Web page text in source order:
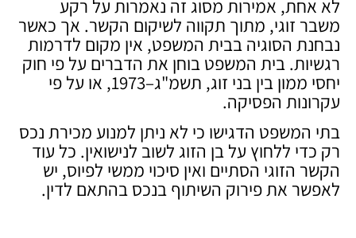
לא אחת, אמירות מסוג זה נאמרות על רקע
משבר זוגי, מתוך תקווה לשיקום הקשר. אך כאשר
נבחנת הסוגיה בבית המשפט, אין מקום לדרמות
רגשיות. בית המשפט בוחן את הדברים על פי חוק
יחסי ממון בין בני זוג, תשמ"ג–1973, או על פי
עקרונות הפסיקה.
בתי המשפט הדגישו כי לא ניתן למנוע מכירת נכס
רק כדי ללחוץ על בן הזוג לשוב לנישואין. כל עוד
הקשר הזוגי הסתיים ואין סיכוי ממשי לפיוס, יש
לאפשר את פירוק השיתוף בנכס בהתאם לדין.